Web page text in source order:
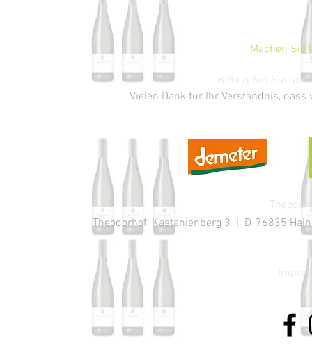
Machen Sie
Bitte rufen Sie uns
Vielen Dank für Ihr Verständnis,
Theodorhof, Kastanienberg 3 | D-76835